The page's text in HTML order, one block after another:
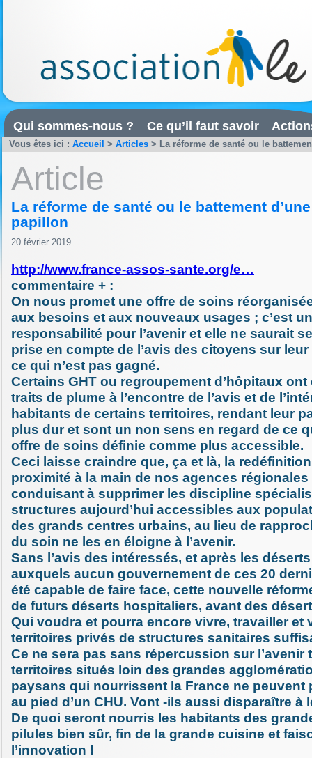
Qui sommes-nous ? Ce qu’il faut savoir
Vous êtes ici : Accueil > Articles > La réforme de santé ou le
Article
La réforme de santé ou le battement
papillon
20 février 2019
http://www.france-assos-sante.org/e…
commentaire + :
On nous promet une offre de soins
aux besoins et aux nouveaux usages ; c’est
responsabilité pour l’avenir et elle ne saurait
prise en compte de l’avis des citoyens sur
ce qui n’est pas gagné.
Certains GHT ou regroupement d’hôpitaux ont
traits de plume à l’encontre de l’avis et de
habitants de certains territoires, rendant leur
plus dur et sont un non sens en regard de ce
offre de soins définie comme plus accessible.
Ceci laisse craindre que, ça et là, la
proximité à la main de nos agences régionales
conduisant à supprimer les discipline
structures aujourd’hui accessibles aux
des grands centres urbains, au lieu de
du soin ne les en éloigne à l’avenir.
Sans l’avis des intéressés, et après les
auxquels aucun gouvernement de ces 20
été capable de faire face, cette nouvelle
de futurs déserts hospitaliers, avant des
Qui voudra et pourra encore vivre, travailler et
territoires privés de structures sanitaires
Ce ne sera pas sans répercussion sur l’avenir
territoires situés loin des grandes
paysans qui nourrissent la France ne peuvent
au pied d’un CHU. Vont -ils aussi disparaître à
De quoi seront nourris les habitants des
pilules bien sûr, fin de la grande cuisine et
l’innovation !